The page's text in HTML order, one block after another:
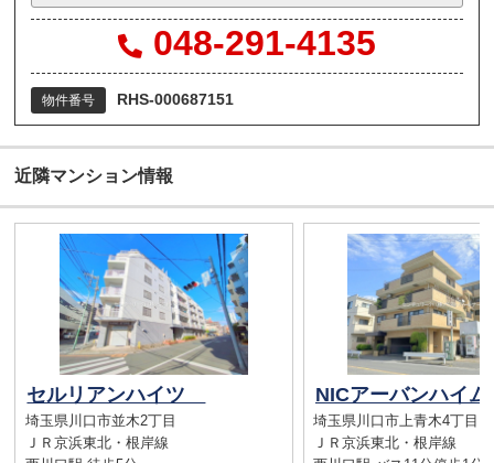
048-291-4135
物件番号 RHS-000687151
近隣マンション情報
セルリアンハイツ
埼玉県川口市並木2丁目
ＪＲ京浜東北・根岸線
埼玉県川口市上青木4丁目
ＪＲ京浜東北・根岸線